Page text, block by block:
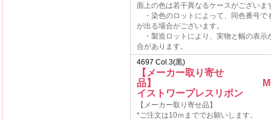
面上の色は若干異なるケースがございま
・染色のロットによって、同色番号で
が出る場合がございます。
・製造ロットにより、実物と幅の表示
合があります。
4697 Col.3(黒)
【メーカー取り寄せ
品】
イストワープレスリボン
【メーカー取り寄せ品】
*ご注文は10ｍまででお願いします。